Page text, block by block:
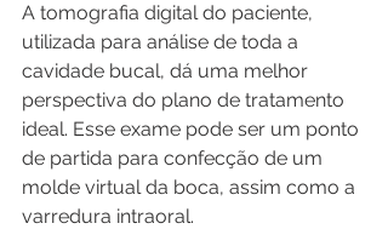
A tomografia digital do paciente,
utilizada para análise de toda a
cavidade bucal, dá uma melhor
perspectiva do plano de tratamento
ideal. Esse exame pode ser um ponto
de partida para confecção de um
molde virtual da boca, assim como a
varredura intraoral.